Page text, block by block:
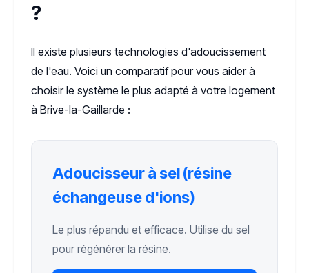
?
Il existe plusieurs technologies d'adoucissement
de l'eau. Voici un comparatif pour vous aider à
choisir le système le plus adapté à votre logement
à Brive-la-Gaillarde :
Adoucisseur à sel (résine
échangeuse d'ions)
Le plus répandu et efficace. Utilise du sel
pour régénérer la résine.